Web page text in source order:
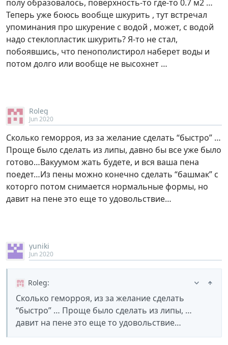
полу образовалось, поверхность-то где-то 0.7 м2 …
Теперь уже боюсь вообще шкурить , тут встречал
упоминания про шкурение с водой , может, с водой
надо стеклопластик шкурить? Я-то не стал,
побоявшись, что пенополистирол наберет воды и
потом долго или вообще не высохнет …
Roleg
Jun 2020
Сколько геморроя, из за желание сделать “быстро” …
Проще было сделать из липы, давно бы все уже было
готово…Вакуумом жать будете, и вся ваша пена
поедет…Из пены можно конечно сделать “башмак” с
которго потом снимается нормальные формы, но
давит на пене это еще то удовольствие…
yuniki
Jun 2020
Roleg:
Сколько геморроя, из за желание сделать
“быстро” … Проще было сделать из липы, …
давит на пене это еще то удовольствие…